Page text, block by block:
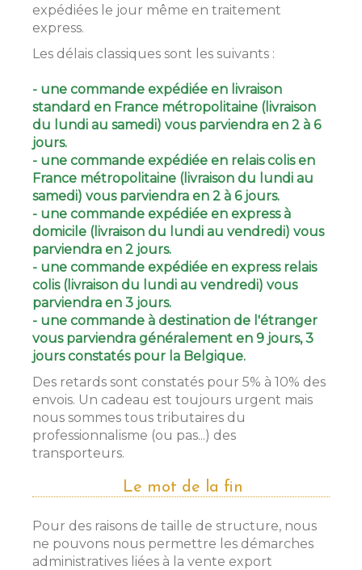
expédiées le jour même en traitement
express.
Les délais classiques sont les suivants :
- une commande expédiée en livraison
standard en France métropolitaine (livraison
du lundi au samedi) vous parviendra en 2 à 6
jours.
- une commande expédiée en relais colis en
France métropolitaine (livraison du lundi au
samedi) vous parviendra en 2 à 6 jours.
- une commande expédiée en express à
domicile (livraison du lundi au vendredi) vous
parviendra en 2 jours.
- une commande expédiée en express relais
colis (livraison du lundi au vendredi) vous
parviendra en 3 jours.
- une commande à destination de l'étranger
vous parviendra généralement en 9 jours, 3
jours constatés pour la Belgique.
Des retards sont constatés pour 5% à 10% des
envois. Un cadeau est toujours urgent mais
nous sommes tous tributaires du
professionnalisme (ou pas...) des
transporteurs.
Le mot de la fin
Pour des raisons de taille de structure, nous
ne pouvons nous permettre les démarches
administratives liées à la vente export